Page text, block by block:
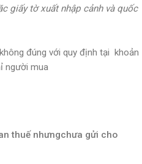
giấy tờ xuất nhập cảnh và quốc
đúng với quy định tại khoản
người mua
thuế nhưngchưa gửi cho